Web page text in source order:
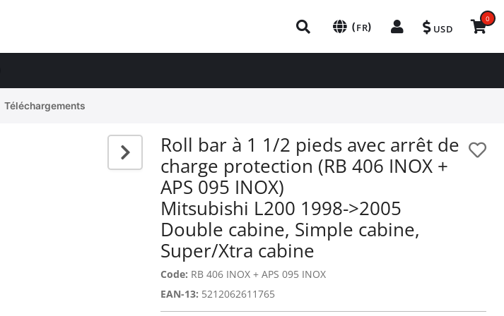
(FR) USD
0
Téléchargements
Roll bar à 1 1/2 pieds avec arrêt de
charge protection (RB 406 INOX +
APS 095 INOX)
Mitsubishi L200 1998->2005
Double cabine, Simple cabine,
Super/Xtra cabine
Code: RB 406 INOX + APS 095 INOX
EAN-13: 5212062611765